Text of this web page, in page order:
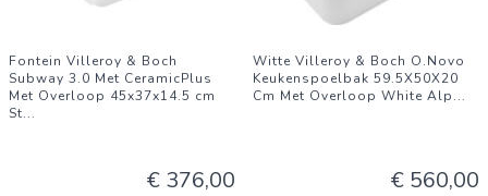
Fontein Villeroy & Boch
Subway 3.0 Met CeramicPlus
Met Overloop 45x37x14.5 cm
St...
€ 376,00
Witte Villeroy & Boch O.Novo
Keukenspoelbak 59.5X50X20
Cm Met Overloop White Alp...
€ 560,00